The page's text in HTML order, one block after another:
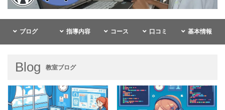
ブログ 指導内容 コース 口コミ 基本情報
Blog 教室ブログ